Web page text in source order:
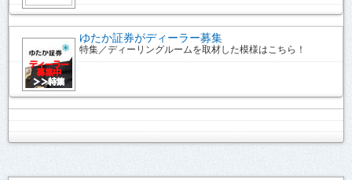
ゆたか証券がディーラー募集
特集／ディーリングルームを取材した模様はこちら！